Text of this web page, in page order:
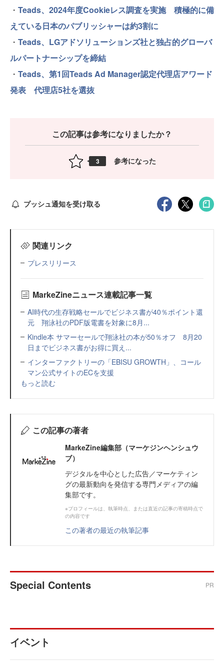
・ Teads、2024年度Cookieレス調査を実施 積極的に備
えている日本のパブリッシャーは約3割に
・ Teads、LGアドソリューションズ社と独占的グローバ
ルパートナーシップを締結
・ Teads、第1回Teads Ad Manager認定代理店アワード
発表 代理店5社を選抜
この記事は参考になりましたか？
3 参考になった
プッシュ通知を受け取る
関連リンク
プレスリリース
MarkeZineニュース連載記事一覧
AI時代の生存戦略セールでビジネス書が40％ポイント還
元 翔泳社のPDF版電書を対象に8月...
Kindle本 サマーセールで翔泳社の本が50％オフ 8月20
日までビジネス書がお得に買え...
インターファクトリーの「EBISU GROWTH」、コール
マン公式サイトのECを支援
もっと読む
この記事の著者
MarkeZine編集部（マーケジンヘンシュウ
ブ）
デジタルを中心とした広告／マーケティン
グの最新動向を発信する専門メディアの編
集部です。
※プロフィールは、執筆時点、または直近の記事の寄稿時点で
の内容です
この著者の最近の執筆記事
Special Contents PR
イベント